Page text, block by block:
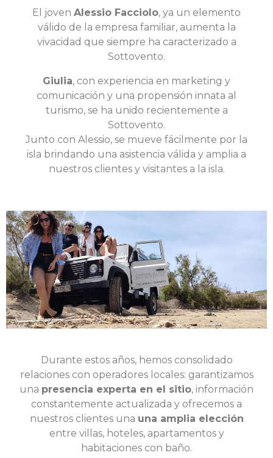
El joven Alessio Facciolo, ya un elemento
válido de la empresa familiar, aumenta la
vivacidad que siempre ha caracterizado a
Sottovento.
Giulia, con experiencia en marketing y
comunicación y una propensión innata al
turismo, se ha unido recientemente a
Sottovento.
Junto con Alessio, se mueve fácilmente por la
isla brindando una asistencia válida y amplia a
nuestros clientes y visitantes a la isla.
Durante estos años, hemos consolidado
relaciones con operadores locales: garantizamos
una presencia experta en el sitio, información
constantemente actualizada y ofrecemos a
nuestros clientes una una amplia elección
entre villas, hoteles, apartamentos y
habitaciones con baño.